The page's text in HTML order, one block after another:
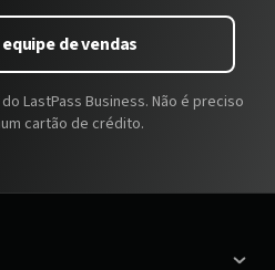
de vendas
LastPass Business. Não é preciso
cartão de crédito.